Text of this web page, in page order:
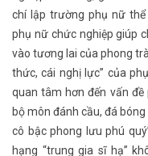
chí lập trường phụ nữ thể
phụ nữ chức nghiệp giúp
vào tương lai của phong
thức, cái nghị lực” của
quan tâm hơn đến vấn
bộ môn đánh cầu, đá
cô bậc phong lưu phú
hạng “trung gia sĩ hạ”